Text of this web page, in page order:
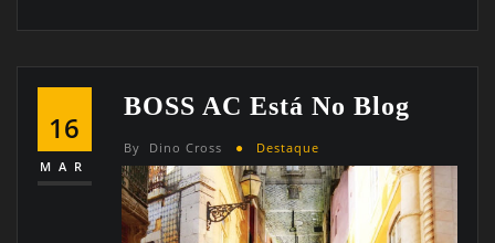
16
MAR
BOSS AC Está No Blog
By Dino Cross Destaque